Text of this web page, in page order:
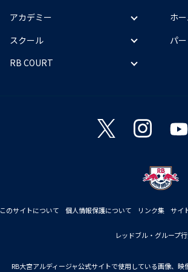
アカデミー
スクール
RB COURT
ホ
パ
このサイトについて 個人情報保護について リンク集 サイ
レッドブル・グループ
RB大宮アルディージャ公式サイトで使用している画像、映